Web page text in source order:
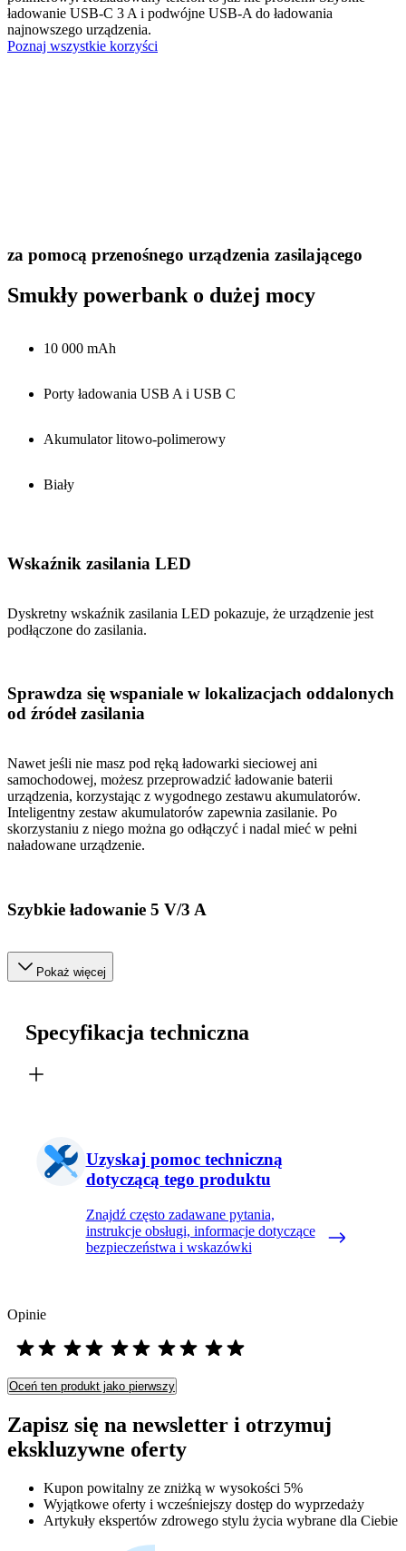
ładowanie USB-C 3 A i podwójne USB-A do ładowania
najnowszego urządzenia.
Poznaj wszystkie korzyści
za pomocą przenośnego urządzenia zasilającego
Smukły powerbank o dużej mocy
10 000 mAh
Porty ładowania USB A i USB C
Akumulator litowo-polimerowy
Biały
Wskaźnik zasilania LED
Dyskretny wskaźnik zasilania LED pokazuje, że urządzenie jest
podłączone do zasilania.
Sprawdza się wspaniale w lokalizacjach oddalonych
od źródeł zasilania
Nawet jeśli nie masz pod ręką ładowarki sieciowej ani
samochodowej, możesz przeprowadzić ładowanie baterii
urządzenia, korzystając z wygodnego zestawu akumulatorów.
Inteligentny zestaw akumulatorów zapewnia zasilanie. Po
skorzystaniu z niego można go odłączyć i nadal mieć w pełni
naładowane urządzenie.
Szybkie ładowanie 5 V/3 A
Pokaż więcej
Specyfikacja techniczna
Uzyskaj pomoc techniczną
dotyczącą tego produktu
Znajdź często zadawane pytania,
instrukcje obsługi, informacje dotyczące
bezpieczeństwa i wskazówki
Opinie
Oceń ten produkt jako pierwszy
Zapisz się na newsletter i otrzymuj
ekskluzywne oferty
Kupon powitalny ze zniżką w wysokości 5%
Wyjątkowe oferty i wcześniejszy dostęp do wyprzedaży
Artykuły ekspertów zdrowego stylu życia wybrane dla Ciebie